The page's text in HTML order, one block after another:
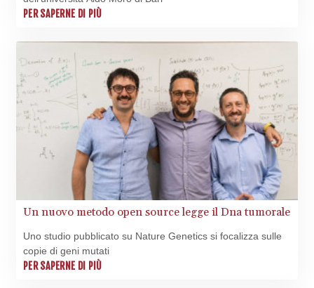
PER SAPERNE DI PIÙ
Un nuovo metodo open source legge il Dna tumorale
Uno studio pubblicato su Nature Genetics si focalizza sulle
copie di geni mutati
PER SAPERNE DI PIÙ